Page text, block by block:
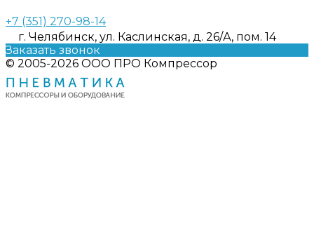
+7 (351) 270-98-14
г. Челябинск, ул. Каслинская, д. 26/А, пом. 14
Заказать звонок
© 2005-2026 ООО ПРО Компрессор